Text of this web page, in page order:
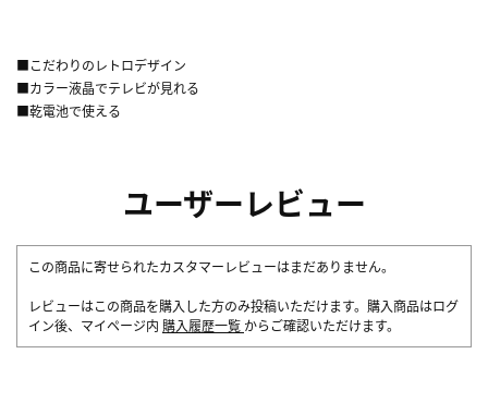
■こだわりのレトロデザイン
■カラー液晶でテレビが見れる
■乾電池で使える
ユーザーレビュー
この商品に寄せられたカスタマーレビューはまだありません。
レビューはこの商品を購入した方のみ投稿いただけます。購入商品はログ
イン後、マイページ内 購入履歴一覧 からご確認いただけます。